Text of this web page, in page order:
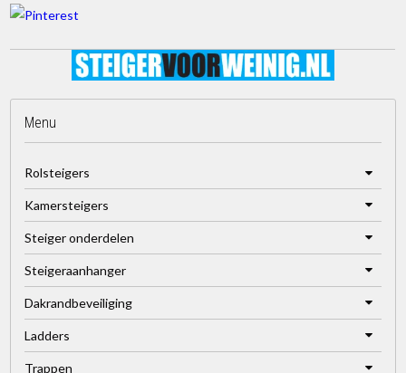
Menu
Rolsteigers
Kamersteigers
Steiger onderdelen
Steigeraanhanger
Dakrandbeveiliging
Ladders
Trappen